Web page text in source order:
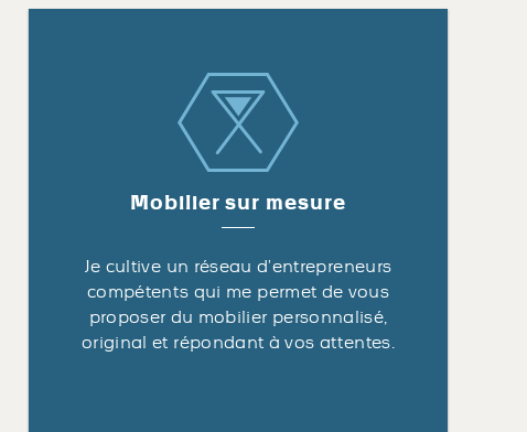
Mobilier sur mesure
Je cultive un réseau d’entrepreneurs
compétents qui me permet de vous
proposer du mobilier personnalisé,
original et répondant à vos attentes.